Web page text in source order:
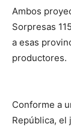
Ambos
Sorpresas
a esas
productores.
Conforme a
República, el